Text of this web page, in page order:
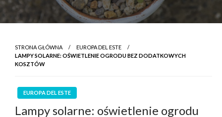
STRONA GŁÓWNA
EUROPA DEL ESTE
LAMPY SOLARNE: OŚWIETLENIE OGRODU BEZ DODATKOWYCH
KOSZTÓW
EUROPA DEL ESTE
Lampy solarne: oświetlenie ogrodu